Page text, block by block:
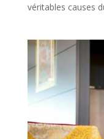
véritables causes